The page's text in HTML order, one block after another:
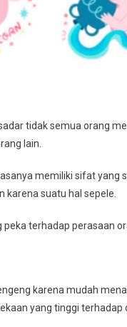
tidak semua orang
lain.
memiliki sifat yang
suatu hal sepele.
terhadap perasaan
karena mudah
yang tinggi terhadap